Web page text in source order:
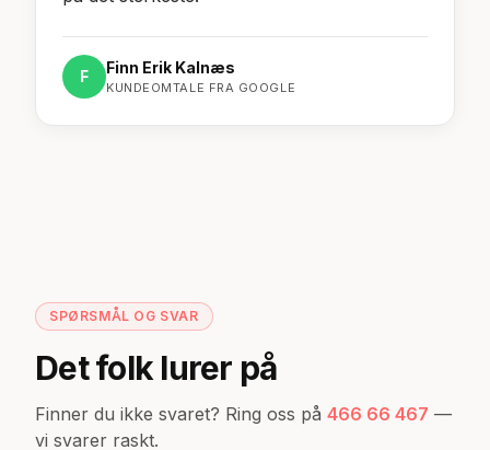
F Finn Erik Kalnæs
KUNDEOMTALE FRA GOOGLE
SPØRSMÅL OG SVAR
Det folk lurer på
Finner du ikke svaret? Ring oss på 466 66 467 —
vi svarer raskt.